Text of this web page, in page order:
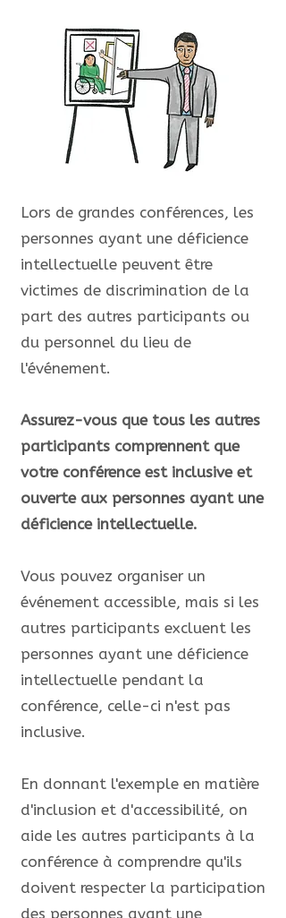
Lors de grandes conférences, les
personnes ayant une déficience
intellectuelle peuvent être
victimes de discrimination de la
part des autres participants ou
du personnel du lieu de
l'événement.
Assurez-vous que tous les autres
participants comprennent que
votre conférence est inclusive et
ouverte aux personnes ayant une
déficience intellectuelle.
Vous pouvez organiser un
événement accessible, mais si les
autres participants excluent les
personnes ayant une déficience
intellectuelle pendant la
conférence, celle-ci n'est pas
inclusive.
En donnant l'exemple en matière
d'inclusion et d'accessibilité, on
aide les autres participants à la
conférence à comprendre qu'ils
doivent respecter la participation
des personnes ayant une